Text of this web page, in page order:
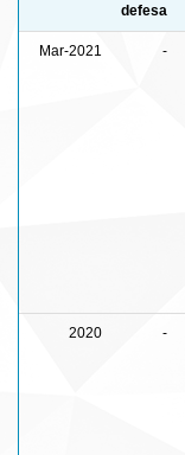
defesa
Mar-2021 -
2020 -